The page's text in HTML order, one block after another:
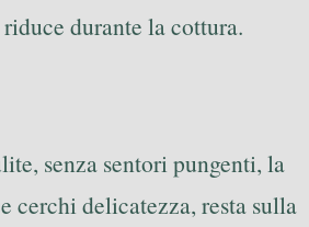
durante la cottura.
senza sentori pungenti, la
cerchi delicatezza, resta sulla